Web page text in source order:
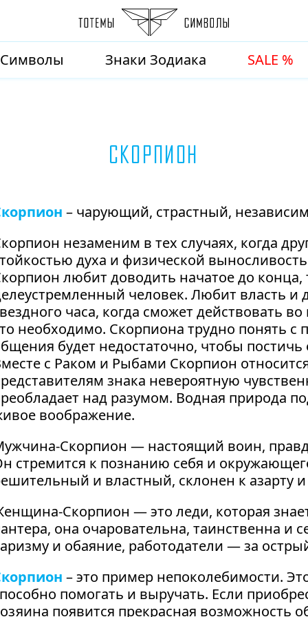
Символы Знаки Зодиака SALE %
Скорпион
– чарующий, страстный,
незаменим в тех случаях, когда
духа и физической
любит доводить начатое до
человек. Любит власть и
часа, когда сможет действовать
необходимо. Скорпиона трудно понять с
будет недостаточно, чтобы
с Раком и Рыбами Скорпион
знака невероятную
над разумом. Водная природа
воображение.
Скорпион — настоящий воин,
стремится к познанию себя и
и властный, склонен к азарту и
Скорпион — это леди, которая
она очаровательна, таинственна и
и обаяние, работодатели — за
– это пример непоколебимости.
помогать и выручать. Если
появится прекрасная возможность